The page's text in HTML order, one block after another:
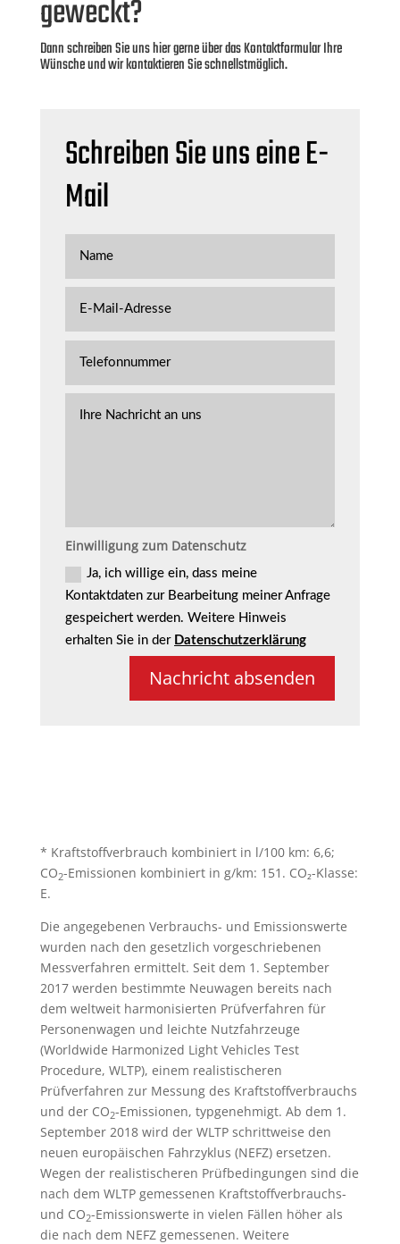
geweckt?
Dann schreiben Sie uns hier gerne über das Kontaktformular Ihre
Wünsche und wir kontaktieren Sie schnellstmöglich.
Schreiben Sie uns eine E-
Mail
e
a
-
e
r
i
c
h
t
a
n
u
n
E
w
i
l
l
i
s
c
h
z
Einwilligung zum Datenschutz
Ja, ich willige ein, dass meine
Kontaktdaten zur Bearbeitung meiner Anfrage
gespeichert werden. Weitere Hinweis
erhalten Sie in der Datenschutzerklärung
Nachricht absenden
* Kraftstoffverbrauch kombiniert in l/100 km: 6,6;
CO2-Emissionen kombiniert in g/km: 151. CO₂-Klasse:
E.
Die angegebenen Verbrauchs- und Emissionswerte
wurden nach den gesetzlich vorgeschriebenen
Messverfahren ermittelt. Seit dem 1. September
2017 werden bestimmte Neuwagen bereits nach
dem weltweit harmonisierten Prüfverfahren für
Personenwagen und leichte Nutzfahrzeuge
(Worldwide Harmonized Light Vehicles Test
Procedure, WLTP), einem realistischeren
Prüfverfahren zur Messung des Kraftstoffverbrauchs
und der CO2-Emissionen, typgenehmigt. Ab dem 1.
September 2018 wird der WLTP schrittweise den
neuen europäischen Fahrzyklus (NEFZ) ersetzen.
Wegen der realistischeren Prüfbedingungen sind die
nach dem WLTP gemessenen Kraftstoffverbrauchs-
und CO2-Emissionswerte in vielen Fällen höher als
die nach dem NEFZ gemessenen. Weitere